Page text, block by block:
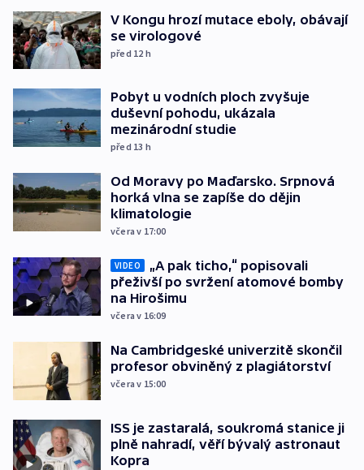
V Kongu hrozí mutace eboly, obávají
se virologové
před 12 h
Pobyt u vodních ploch zvyšuje
duševní pohodu, ukázala
mezinárodní studie
před 13 h
Od Moravy po Maďarsko. Srpnová
horká vlna se zapíše do dějin
klimatologie
včera v 17:00
VIDEO
„A pak ticho,“ popisovali
přeživší po svržení atomové bomby
na Hirošimu
včera v 16:09
Na Cambridgeské univerzitě skončil
profesor obviněný z plagiátorství
včera v 15:00
ISS je zastaralá, soukromá stanice ji
plně nahradí, věří bývalý astronaut
Kopra